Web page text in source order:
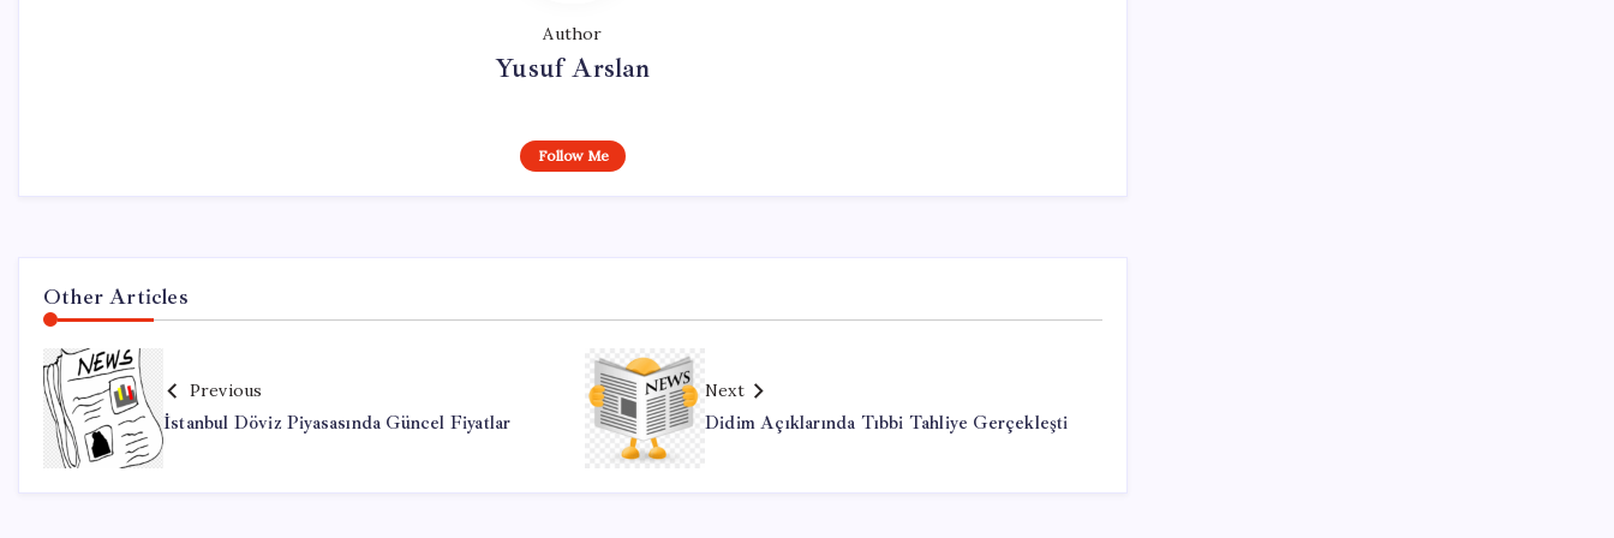
Author
Yusuf Arslan
Follow Me
Other Articles
Previous
İstanbul Döviz Piyasasında Güncel Fiyatlar
Next
Didim Açıklarında Tıbbi Tahliye Gerçekleşti